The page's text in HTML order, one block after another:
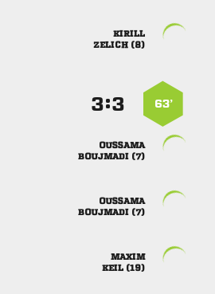

 
63’
:

 

 

 